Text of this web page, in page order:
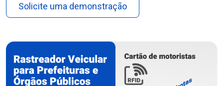
Solicite uma demonstração